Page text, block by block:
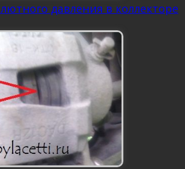
давления в коллекторе